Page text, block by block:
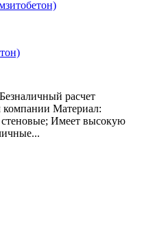
расчет
компании Материал:
стеновые; Имеет высокую